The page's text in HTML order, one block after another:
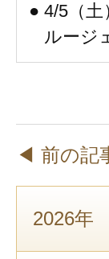
● 4/5（
ルージ
◀ 前の記
2026年